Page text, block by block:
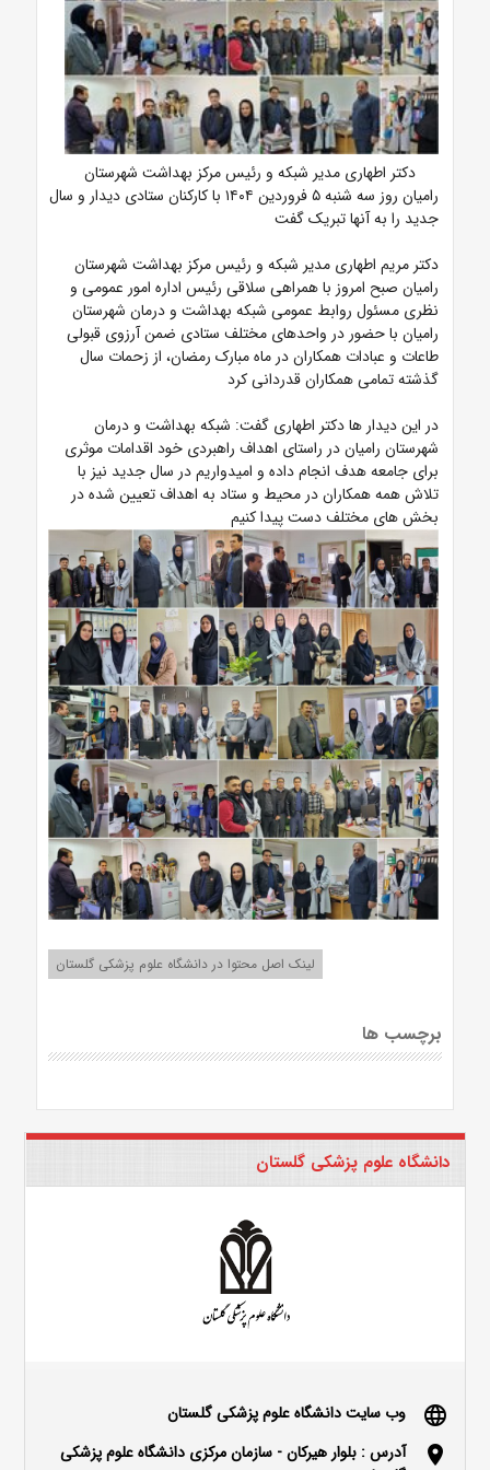
دکتر اطهاری مدیر شبکه و رئیس مرکز بهداشت شهرستان
رامیان روز سه شنبه ۵ فروردین ۱۴۰۴ با کارکنان ستادی دیدار و سال
جدید را به آنها تبریک گفت
دکتر مریم اطهاری مدیر شبکه و رئیس مرکز بهداشت شهرستان
رامیان صبح امروز با همراهی سلاقی رئیس اداره امور عمومی و
نظری مسئول روابط عمومی شبکه بهداشت و درمان شهرستان
رامیان با حضور در واحدهای مختلف ستادی ضمن آرزوی قبولی
طاعات و عبادات همکاران در ماه مبارک رمضان، از زحمات سال
گذشته تمامی همکاران قدردانی کرد
در این دیدار ها دکتر اطهاری گفت: شبکه بهداشت و درمان
شهرستان رامیان در راستای اهداف راهبردی خود اقدامات موثری
برای جامعه هدف انجام داده و امیدواریم در سال جدید نیز با
تلاش همه همکاران در محیط و ستاد به اهداف تعیین شده در
بخش های مختلف دست پیدا کنیم
لینک اصل محتوا در دانشگاه علوم پزشکی گلستان
برچسب ها
دانشگاه علوم پزشکی گلستان
language وب سایت دانشگاه علوم پزشکی گلستان
location_on
آدرس : بلوار هیرکان - سازمان مرکزی دانشگاه علوم پزشکی